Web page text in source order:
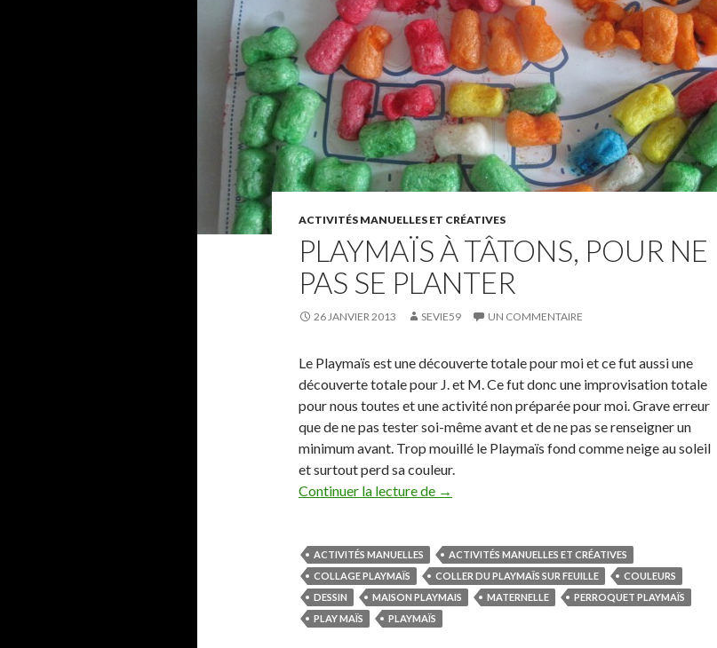
ACTIVITÉS MANUELLES ET CRÉATIVES
PLAYMAÏS À TÂTONS, POUR NE
PAS SE PLANTER
26 JANVIER 2013 SEVIE59 UN COMMENTAIRE
Le Playmaïs est une découverte totale pour moi et ce fut aussi une
découverte totale pour J. et M. Ce fut donc une improvisation totale
pour nous toutes et une activité non préparée pour moi. Grave erreur
que de ne pas tester soi-même avant et de ne pas se renseigner un
minimum avant. Trop mouillé le Playmaïs fond comme neige au soleil
et surtout perd sa couleur.
Continuer la lecture de Playmaïs à tâtons, pour ne pas se planter
→
ACTIVITÉS MANUELLES
ACTIVITÉS MANUELLES ET CRÉATIVES
COLLAGE PLAYMAÏS
COLLER DU PLAYMAÎS SUR FEUILLE
COULEURS
DESSIN
MAISON PLAYMAIS MATERNELLE
PERROQUET PLAYMAÏS
PLAY MAÏS
PLAYMAÏS